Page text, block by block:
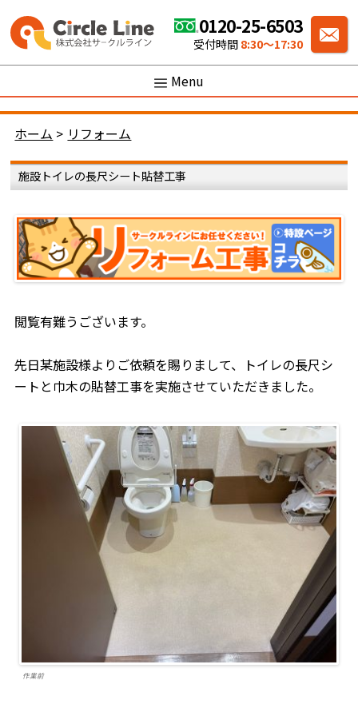
0120-25-6503
受付時間 8:30〜17:30
Menu
ホーム > リフォーム
施設トイレの長尺シート貼替工事
閲覧有難うございます。
先日某施設様よりご依頼を賜りまして、トイレの長尺シ
ートと巾木の貼替工事を実施させていただきました。
作業前